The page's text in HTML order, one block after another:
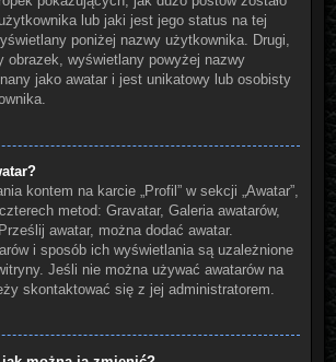
lub jaki jest jego status na tej
poniżej nazwy użytkownika. Drugi,
obrazek, wyświetlany powyżej nazwy
jako awatar i jest unikatowy lub osobisty
kontem na karcie „Profil” w sekcji „Awatar”,
metod: Gravatar, Galeria awatarów,
awatar, można dodać awatar.
i sposób ich wyświetlania są uzależnione
Jeśli nie można używać awatarów na
skontaktować się z jej administratorem.